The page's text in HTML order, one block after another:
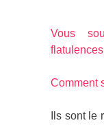
Vous
flatulences
Comment
Ils sont le